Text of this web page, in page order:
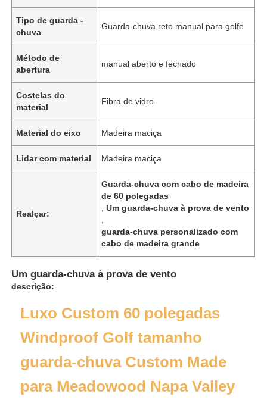
Tipo de guarda -
chuva
Guarda-chuva reto manual para golfe
Método de
abertura
manual aberto e fechado
Costelas do
material
Fibra de vidro
Material do eixo Madeira maciça
Lidar com material Madeira maciça
Realçar:
Guarda-chuva com cabo de madeira
de 60 polegadas
,Um guarda-chuva à prova de vento
guarda-chuva personalizado com
cabo de madeira grande
Um guarda-chuva à prova de vento
descrição:
Luxo Custom 60 polegadas
Windproof Golf tamanho
guarda-chuva Custom Made
para Meadowood Napa Valley